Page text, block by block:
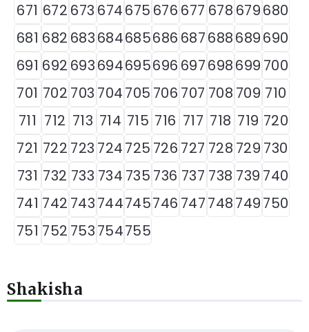
671 672 673 674675 676 677 678 679680
681 682 683684685686 687688689690
691 692 693694695696 697698699 700
701 702 703 704705 706 707 708 709 710
711 712 713 714 715 716 717 718 719 720
721 722 723 724725 726 727 728 729 730
731 732 733 734 735 736 737 738 739 740
741 742 743744745746 747748749750
751 752 753754755
Shakisha